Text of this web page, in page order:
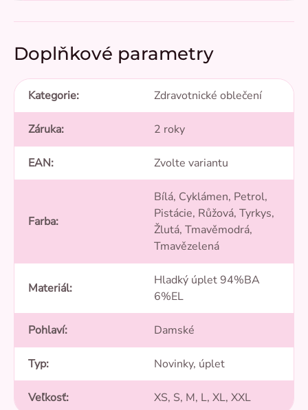
Doplňkové parametry
Kategorie: Zdravotnické oblečení
Záruka: 2 roky
EAN: Zvolte variantu
Farba:
Bílá, Cyklámen, Petrol,
Pistácie, Růžová, Tyrkys,
Žlutá, Tmavěmodrá,
Tmavězelená
Materiál:
Hladký úplet 94%BA
6%EL
Pohlaví: Damské
Typ: Novinky, úplet
Veľkosť: XS, S, M, L, XL, XXL